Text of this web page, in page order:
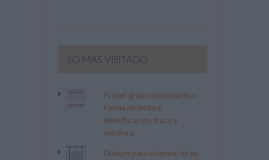
LO MÁS VISITADO
Primer grupo consonántico:
Fichas de lectura,
identificación, trazo y
escritura
Dibujos para colorear de las